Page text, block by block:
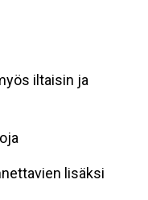
iltaisin ja
lisäksi